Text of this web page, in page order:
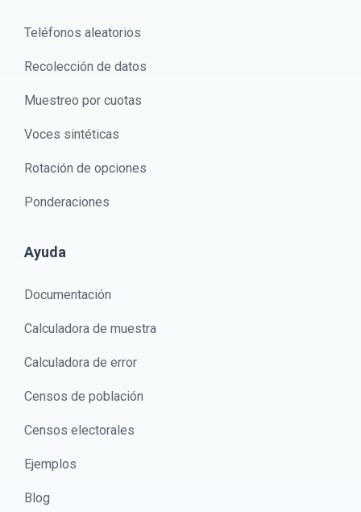
Teléfonos aleatorios
Recolección de datos
Muestreo por cuotas
Voces sintéticas
Rotación de opciones
Ponderaciones
Ayuda
Documentación
Calculadora de muestra
Calculadora de error
Censos de población
Censos electorales
Ejemplos
Blog